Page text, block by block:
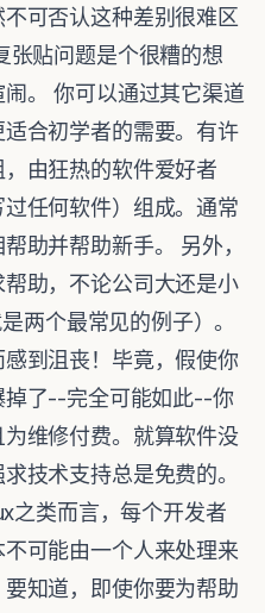
可否认这种差别很难区
张贴问题是个很糟的想
。 你可以通过其它渠道
合初学者的需要。有许
由狂热的软件爱好者
过任何软件）组成。通常
助并帮助新手。 另外，
助，不论公司大还是小
两个最常见的例子）。
到沮丧！毕竟，假使你
掉了--完全可能如此--你
维修付费。就算软件没
技术支持总是免费的。
之类而言，每个开发者
可能由一个人来处理来
知道，即使你要为帮助